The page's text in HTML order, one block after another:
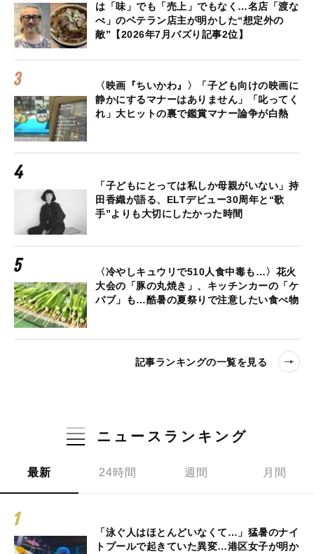
は「味」でも「売上」でもなく…名店「渡な
べ」のベテラン店主が明かした“想定外の
敵”【2026年7月バズり記事2位】
〈映画『ちいかわ』〉「子ども向けの映画に
静かにするマナーはありません」「叱ってく
れ」大ヒットの裏で鑑賞マナー論争が白熱
「子どもにとっては私しか母親がいない」持
田香織が語る、ELTデビュー30周年と“歌
手”よりも大切にしたかった時間
〈冷やしキュウリで510人食中毒も…〉花火
大会の「豚の丸焼き」、キッチンカーの「ケ
バブ」も…酷暑の夏祭りで注意したい食べ物
記事ランキングの一覧を見る
ニュースランキング
最新 24時間 週間 月間
「泳ぐ人はほとんどいなくて…」猛暑のナイ
トプールで起きていた異変…港区女子が明か